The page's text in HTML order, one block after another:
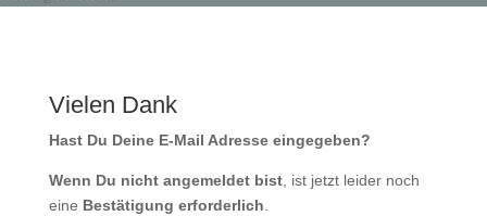
Vielen Dank
Hast Du Deine E-Mail Adresse eingegeben?
Wenn Du nicht angemeldet bist, ist jetzt leider noch
eine Bestätigung erforderlich